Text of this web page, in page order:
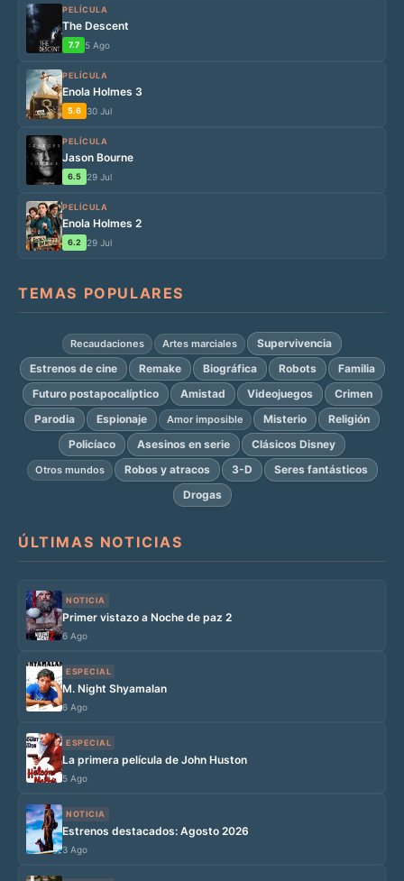
PELÍCULA
The Descent
7.7 5 Ago
PELÍCULA
Enola Holmes 3
5.6 30 Jul
PELÍCULA
Jason Bourne
6.5 29 Jul
PELÍCULA
Enola Holmes 2
6.2 29 Jul
TEMAS POPULARES
Recaudaciones Artes marciales
Supervivencia
Estrenos de cine
Remake Biográfica Robots
Familia
Futuro postapocalíptico
Amistad Videojuegos
Crimen
Parodia
Espionaje Amor imposible Misterio
Religión
Policíaco
Asesinos en serie Clásicos Disney
Otros mundos Robos y atracos 3-D
Seres fantásticos
Drogas
ÚLTIMAS NOTICIAS
NOTICIA
Primer vistazo a Noche de paz 2
6 Ago
ESPECIAL
M. Night Shyamalan
6 Ago
ESPECIAL
La primera película de John Huston
5 Ago
NOTICIA
Estrenos destacados: Agosto 2026
3 Ago